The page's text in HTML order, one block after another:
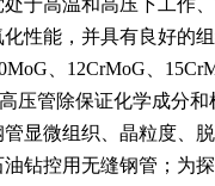
处于高温和高压下工作
化性能，并具有良好的
、12CrMoG、
高压管除保证化学成分
管显微组织 晶粒度
油钻控用无缝钢管 ；为